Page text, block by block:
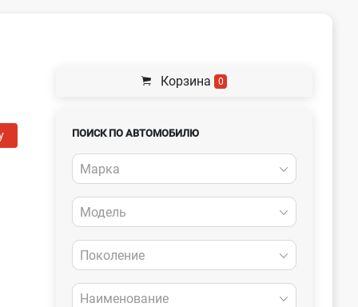
Корзина 0
ПОИСК ПО АВТОМОБИЛЮ
Марка
Модель
Поколение
Наименование